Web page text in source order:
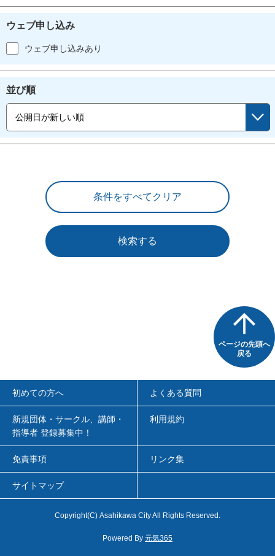
ウェブ申し込み
ウェブ申し込みあり
並び順
検索する
ページの先頭へ
戻る
初めての方へ よくある質問
新規団体・サークル、講師・
指導者 登録募集中！
利用規約
免責事項 リンク集
サイトマップ
Copyright(C) Asahikawa City All Rights Reserved.
Powered By 元気365